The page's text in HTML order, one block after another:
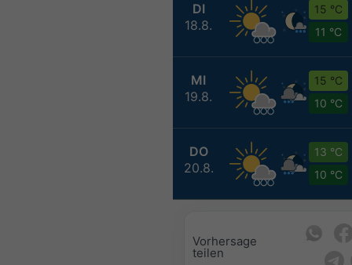
DI
18.8.
15 °C
11 °C
MI
19.8.
15 °C
10 °C
DO
20.8.
13 °C
10 °C
Vorhersage
teilen